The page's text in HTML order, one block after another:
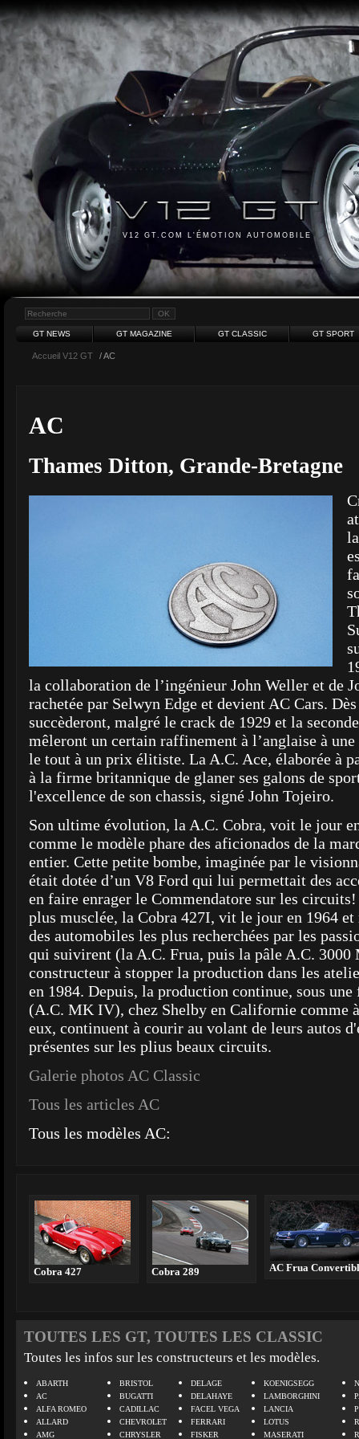
V12 GT.COM L'ÉMOTION AUTOMOBILE
GT NEWS GT MAGAZINE GT CLASSIC GT SPORT
Accueil V12 GT / AC
AC
Thames Ditton, Grande-Bretagne
la collaboration de l’ingénieur John Weller et de
rachetée par Selwyn Edge et devient AC Cars.
succèderont, malgré le crack de 1929 et la
mêleront un certain raffinement à l’anglaise à
le tout à un prix élitiste. La A.C. Ace, élaborée à
à la firme britannique de glaner ses galons de
l'excellence de son chassis, signé John Tojeiro.
Son ultime évolution, la A.C. Cobra, voit le jour
comme le modèle phare des aficionados de la
entier. Cette petite bombe, imaginée par le
était dotée d’un V8 Ford qui lui permettait des
en faire enrager le Commendatore sur les
plus musclée, la Cobra 427I, vit le jour en 1964 et
des automobiles les plus recherchées par les
qui suivirent (la A.C. Frua, puis la pâle A.C. 3000
constructeur à stopper la production dans les
en 1984. Depuis, la production continue, sous une
(A.C. MK IV), chez Shelby en Californie comme
eux, continuent à courir au volant de leurs autos
présentes sur les plius beaux circuits.
Galerie photos AC Classic
Tous les articles AC
Tous les modèles AC:
Cobra 427 Cobra 289 AC Frua
TOUTES LES GT, TOUTES LES CLASSIC
Toutes les infos sur les constructeurs et les modèles.
ABARTH
AC
ALFA ROMEO
ALLARD
AMG
BRISTOL
BUGATTI
CADILLAC
CHEVROLET
CHRYSLER
DELAGE
DELAHAYE
FACEL VEGA
FERRARI
FISKER
KOENIGSEGG
LAMBORGHINI
LANCIA
LOTUS
MASERATI